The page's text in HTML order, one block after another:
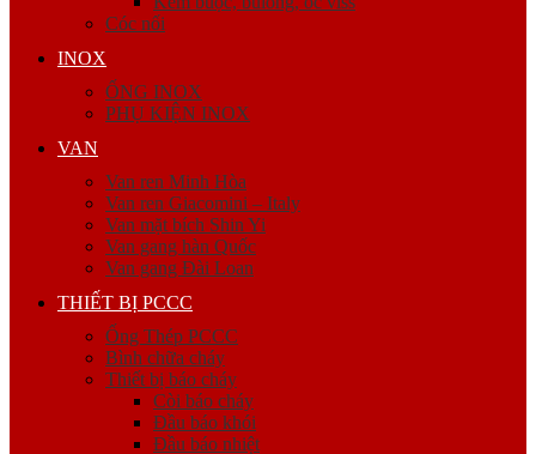
Cóc nối
INOX
ỐNG INOX
PHỤ KIỆN INOX
VAN
Van ren Minh Hòa
Van ren Giacomini – Italy
Van mặt bích Shin Yi
Van gang hàn Quốc
Van gang Đài Loan
THIẾT BỊ PCCC
Ống Thép PCCC
Bình chữa cháy
Thiết bị báo cháy
Còi báo cháy
Đầu báo khói
Đầu báo nhiệt